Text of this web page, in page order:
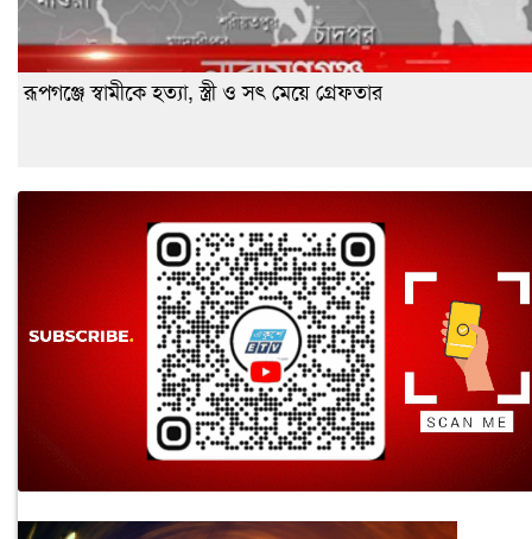
রূপগঞ্জে স্বামীকে হত্যা, স্ত্রী ও সৎ মেয়ে গ্রেফতার